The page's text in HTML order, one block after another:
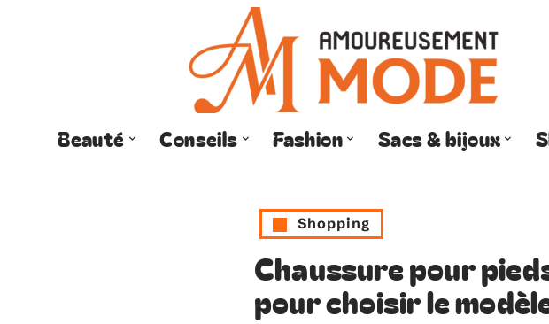
Beauté Conseils Fashion Sacs & bijoux
Shopping
Chaussure pour
pour choisir le